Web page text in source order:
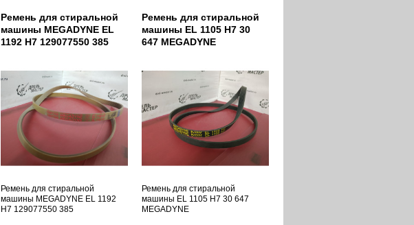
Ремень для стиральной
машины MEGADYNE EL
1192 H7 129077550 385
Ремень для стиральной
машины MEGADYNE EL 1192
H7 129077550 385
Ремень для стиральной
машины EL 1105 H7 30
647 MEGADYNE
Ремень для стиральной
машины EL 1105 H7 30 647
MEGADYNE